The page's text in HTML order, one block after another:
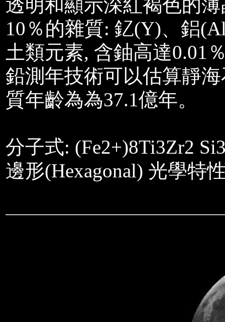
透明和顯示深紅褐色的
10％的雜質: 釔(Y)、鋁
土類元素, 含鈾高達0.01
鉛測年技術可以估算靜
質年齡為為37.1億年。
分子式: (Fe2+)8Ti3Zr2
邊形(Hexagonal) 光學特